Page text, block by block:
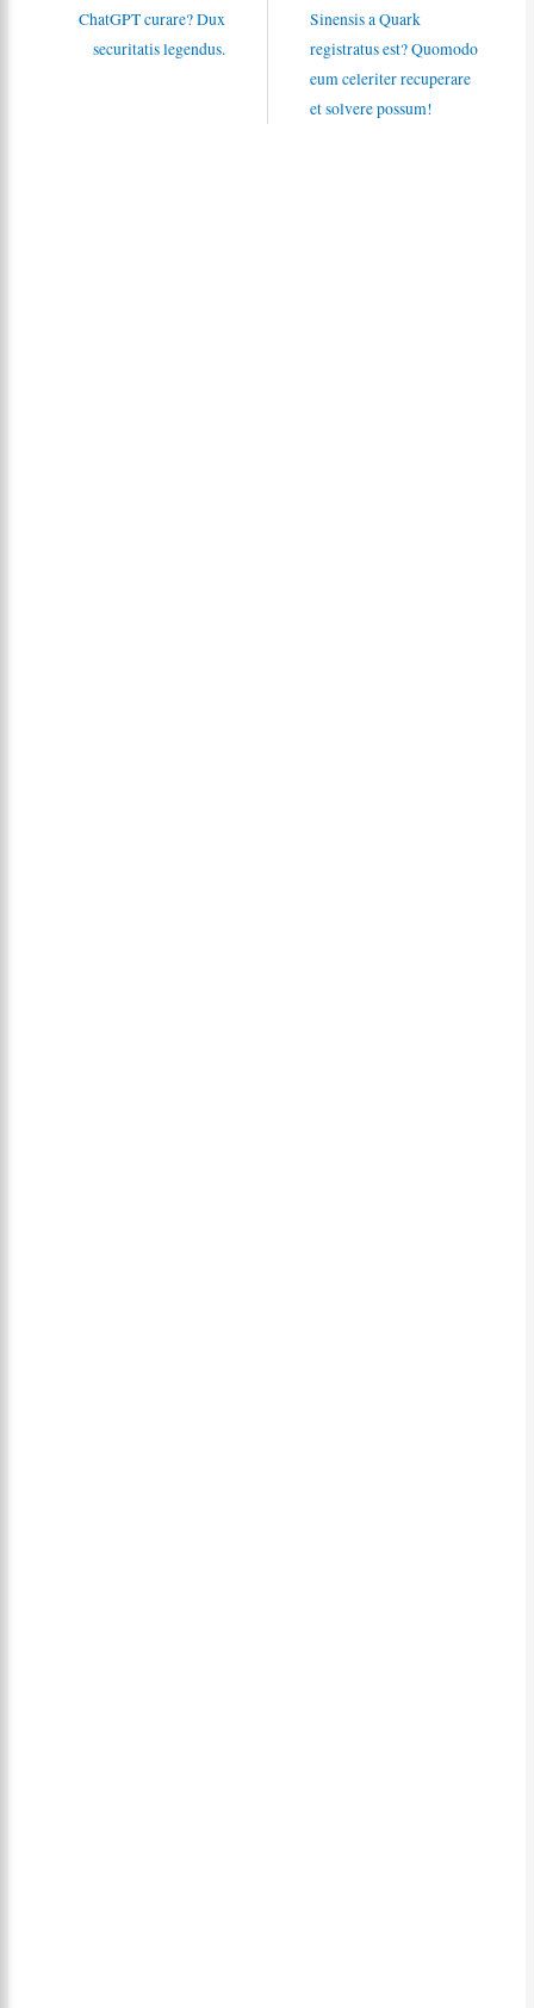
ChatGPT curare? Dux
securitatis legendus.
Sinensis a Quark
registratus est? Quomodo
eum celeriter recuperare
et solvere possum!